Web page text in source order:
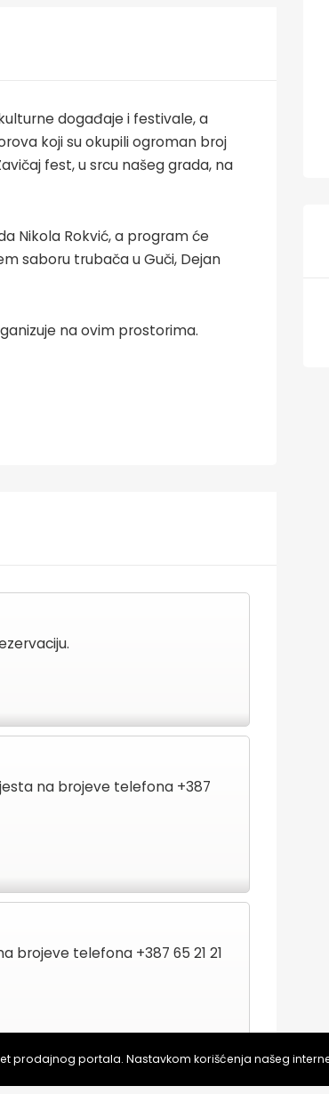
događaje i festivale, a
koji su okupili ogroman broj
fest, u srcu našeg grada, na
Nikola Rokvić, a program će
saboru trubača u Guči, Dejan
na ovim prostorima.
na brojeve telefona +387
brojeve telefona +387 65 21 21
portala. Nastavkom korišćenja našeg